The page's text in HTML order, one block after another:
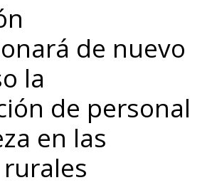
de nuevo
la
de personal
en las